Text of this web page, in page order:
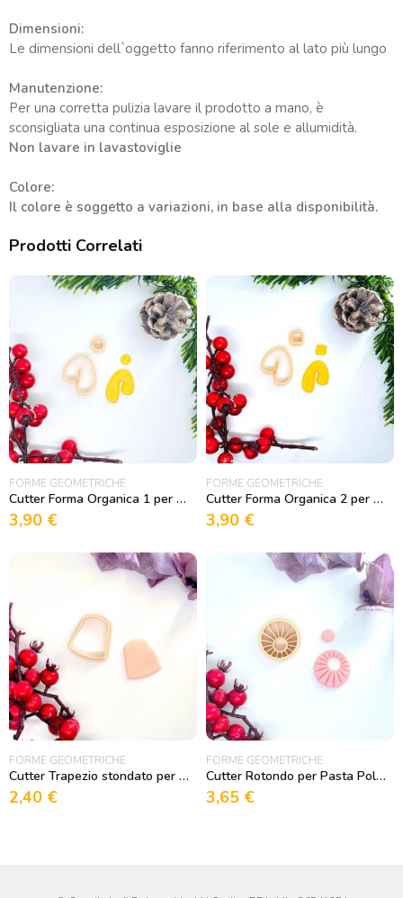
Dimensioni:
Le dimensioni dell`oggetto fanno riferimento al lato più lungo
Manutenzione:
Per una corretta pulizia lavare il prodotto a mano, è
sconsigliata una continua esposizione al sole e allumidità.
Non lavare in lavastoviglie
Colore:
Il colore è soggetto a variazioni, in base alla disponibilità.
Prodotti Correlati
FORME GEOMETRICHE
Cutter Forma Organica 1 per Pasta Polimerica
3,90 €
FORME GEOMETRICHE
Cutter Forma Organica 2 per Pasta Polimerica
3,90 €
FORME GEOMETRICHE
Cutter Trapezio stondato per Pasta Polimerica
2,40 €
FORME GEOMETRICHE
Cutter Rotondo per Pasta Polimerica
3,65 €